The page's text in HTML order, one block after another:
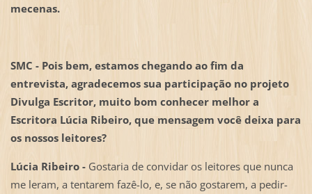
mecenas.
SMC - Pois bem, estamos chegando ao fim da
entrevista, agradecemos sua participação no projeto
Divulga Escritor, muito bom conhecer melhor a
Escritora Lúcia Ribeiro, que mensagem você deixa para
os nossos leitores?
Lúcia Ribeiro -Gostaria de convidar os leitores que nunca
me leram, a tentarem fazê-lo, e, se não gostarem, a pedir-